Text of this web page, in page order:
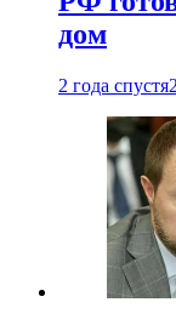
дом
2 года спустя